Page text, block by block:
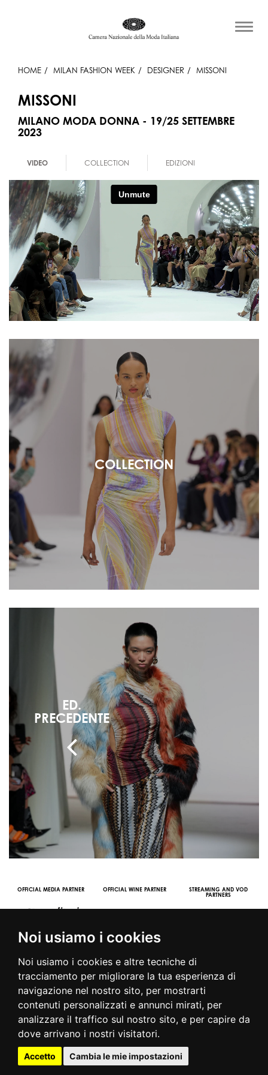
Noi usiamo i cookies
Noi usiamo i cookies e altre tecniche di
tracciamento per migliorare la tua esperienza di
navigazione nel nostro sito, per mostrarti
contenuti personalizzati e annunci mirati, per
analizzare il traffico sul nostro sito, e per capire da
dove arrivano i nostri visitatori.
Accetto Cambia le mie impostazioni
HOME MILAN FASHION WEEK DESIGNER MISSONI
MISSONI
MILANO MODA DONNA - 19/25 SETTEMBRE
2023
VIDEO COLLECTION EDIZIONI
COLLECTION
ED.
PRECEDENTE
OFFICIAL MEDIA PARTNER OFFICIAL WINE PARTNER
STREAMING AND VOD
PARTNERS
© 2016 | PIAZZA DUOMO, 31 - 20122 MILANO - TEL +39.02.7771081
- FAX +39.02.77710850 -CAMERAMODA@CAMERAMODA.IT|APP
|PRIVACY POLICY|COOKIE POLICY